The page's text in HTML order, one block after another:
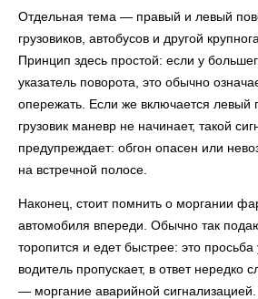
Отдельная тема — правый и левый
грузовиков, автобусов и другой
Принцип здесь простой: если у
указатель поворота, это обычно
опережать. Если же включается левый
грузовик маневр не начинает, такой
предупреждает: обгон опасен или
на встречной полосе.
Наконец, стоит помнить о моргании
автомобиля впереди. Обычно так
торопится и едет быстрее: это просьба
водитель пропускает, в ответ нередко
— моргание аварийной сигнализацией.